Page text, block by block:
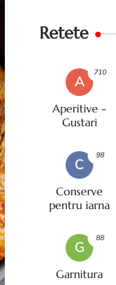
Retete
A
Aperitive -
Gustari
710
C
Conserve
pentru iarna
98
G
Garnitura
88